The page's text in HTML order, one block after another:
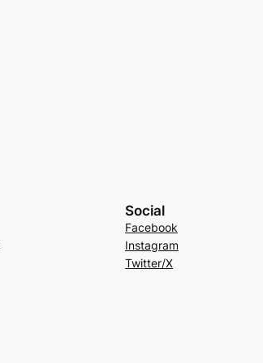
Social
Facebook
Instagram
Twitter/X